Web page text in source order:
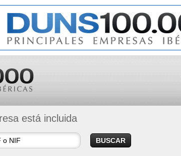
está incluida
BUSCAR